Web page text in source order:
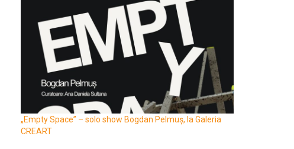
„Empty Space” – solo show Bogdan Pelmuș, la Galeria
CREART